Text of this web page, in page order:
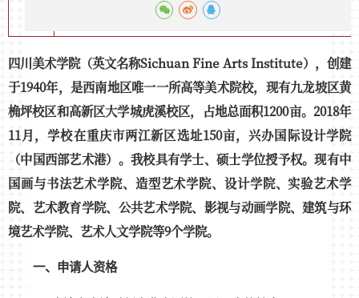
四川美术学院（英文名称Sichuan Fine Arts Institute），创建
于1940年，是西南地区唯一一所高等美术院校，现有九龙坡区黄
桷坪校区和高新区大学城虎溪校区，占地总面积1200亩。2018年
11月，学校在重庆市两江新区选址150亩，兴办国际设计学院
（中国西部艺术港）。我校具有学士、硕士学位授予权。现有中
国画与书法艺术学院、造型艺术学院、设计学院、实验艺术学
院、艺术教育学院、公共艺术学院、影视与动画学院、建筑与环
境艺术学院、艺术人文学院等9个学院。
一、申请人资格